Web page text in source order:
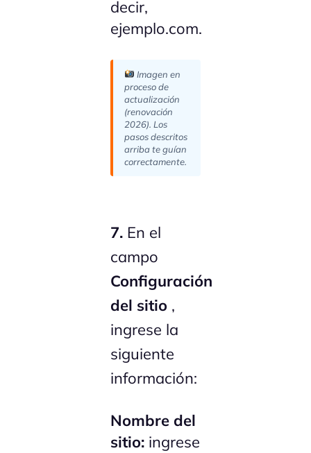
decir,
ejemplo.com.
Imagen en
proceso de
actualización
(renovación
2026). Los
pasos descritos
arriba te guían
correctamente.
7. En el
campo
Configuración
del sitio ,
ingrese la
siguiente
información:
Nombre del
sitio: ingrese